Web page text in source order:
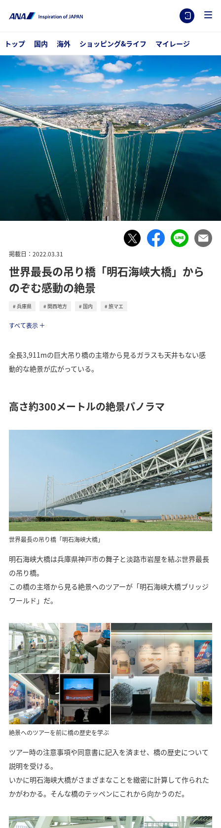
トップ 国内 海外 ショッピング&ライフ マイレージ
掲載日：2022.03.31
世界最長の吊り橋「明石海峡大橋」から
のぞむ感動の絶景
兵庫県 関西地方 国内
旅マエ
すべて表示
全長3,911mの巨大吊り橋の主塔から見るガラスも天井もない感
動的な絶景が広がっている。
高さ約300メートルの絶景パノラマ
世界最長の吊り橋「明石海峡大橋」
明石海峡大橋は兵庫県神戸市の舞子と淡路市岩屋を結ぶ世界最長
の吊り橋。
この橋の主塔から見る絶景へのツアーが「明石海峡大橋ブリッジ
ワールド」だ。
絶景へのツアーを前に橋の歴史を学ぶ
ツアー時の注意事項や同意書に記入を済ませ、橋の歴史について
説明を受ける。
いかに明石海峡大橋がさまざまなことを緻密に計算して作られた
かがわかる。そんな橋のテッペンにこれから向かうのだ。